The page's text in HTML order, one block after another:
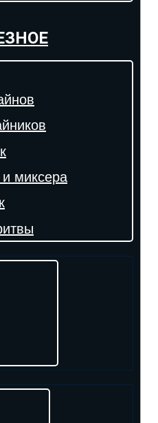
миксера